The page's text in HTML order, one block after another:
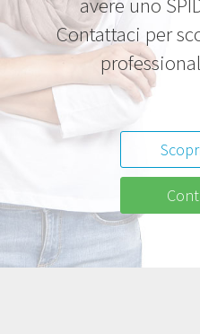
Contattaci per